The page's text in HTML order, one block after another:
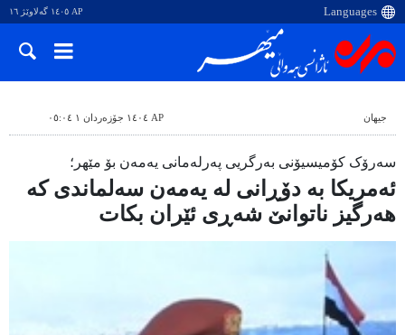
AP ١٤٠٥ گەلاوێژ ١٦
جیهان AP ١٤٠٤ جۆزەردان ١ ٠٥:٠٤
سەرۆک کۆمیسیۆنی بەرگریی پەرلەمانی یەمەن بۆ مێهر؛
ئەمریکا بە دۆڕانی لە یەمەن سەلماندی کە
هەرگیز ناتوانێ شەڕی ئێران بکات